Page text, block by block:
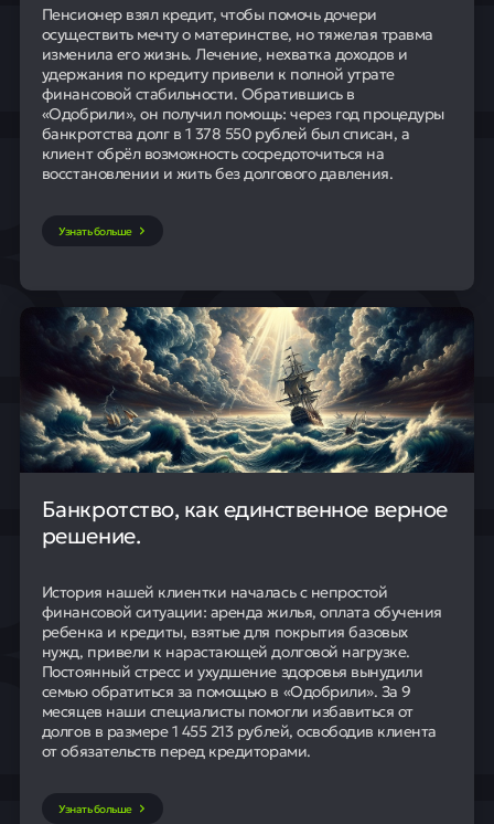
Пенсионер взял кредит, чтобы помочь дочери
осуществить мечту о материнстве, но тяжелая травма
изменила его жизнь. Лечение, нехватка доходов и
удержания по кредиту привели к полной утрате
финансовой стабильности. Обратившись в
«Одобрили», он получил помощь: через год процедуры
банкротства долг в 1 378 550 рублей был списан, а
клиент обрёл возможность сосредоточиться на
восстановлении и жить без долгового давления.
Узнать больше
Банкротство, как единственное верное
решение.
История нашей клиентки началась с непростой
финансовой ситуации: аренда жилья, оплата обучения
ребенка и кредиты, взятые для покрытия базовых
нужд, привели к нарастающей долговой нагрузке.
Постоянный стресс и ухудшение здоровья вынудили
семью обратиться за помощью в «Одобрили». За 9
месяцев наши специалисты помогли избавиться от
долгов в размере 1 455 213 рублей, освободив клиента
от обязательств перед кредиторами.
Узнать больше